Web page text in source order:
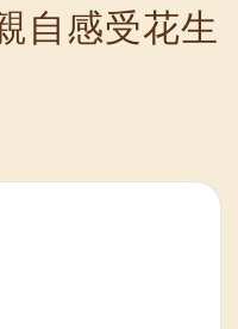
自感受花生